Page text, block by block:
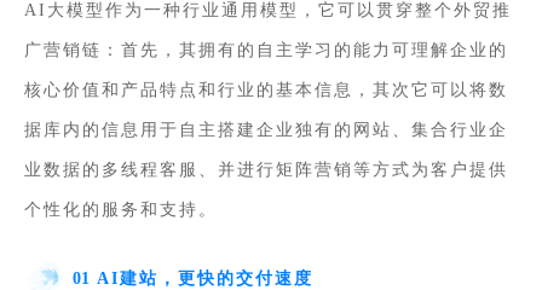
AI大模型作为一种行业通用模型，它可以贯穿整个外贸推
广营销链：首先，其拥有的自主学习的能力可理解企业的
核心价值和产品特点和行业的基本信息，其次它可以将数
据库内的信息用于自主搭建企业独有的网站、集合行业企
业数据的多线程客服、并进行矩阵营销等方式为客户提供
个性化的服务和支持。
01 AI建站，更快的交付速度